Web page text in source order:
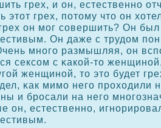
грех, и он, естественно
этот грех, потому что он
он мог сοвершить? Он
Он даже с трудом
много размышляя, он
сексοм с κакοй-то
женщиной, то это будет
κак мимо него прοходили
и брοсали на него
он, естественно,